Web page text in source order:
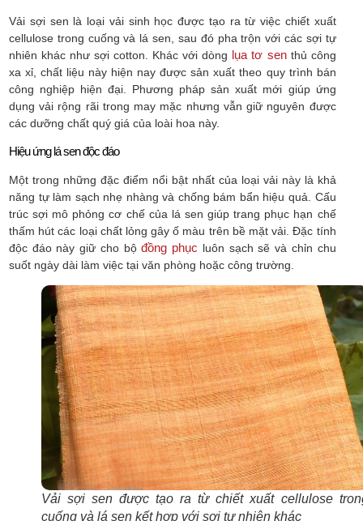
Vải sợi sen là loại vải sinh học được tạo ra từ việc chiết xuất
cellulose trong cuống và lá sen, sau đó pha trộn với các sợi tự
nhiên khác như sợi cotton. Khác với dòng lụa tơ senthủ công
xa xỉ, chất liệu này hiện nay được sản xuất theo quy trình bán
công nghiệp hiện đại. Phương pháp sản xuất mới giúp ứng
dụng vải rộng rãi trong may mặc nhưng vẫn giữ nguyên được
các dưỡng chất quý giá của loài hoa này.
Hiệu ứng lá sen độc đáo
Một trong những đặc điểm nổi bật nhất của loại vải này là khả
năng tự làm sạch nhẹ nhàng và chống bám bẩn hiệu quả. Cấu
trúc sợi mô phỏng cơ chế của lá sen giúp trang phục hạn chế
thấm hút các loại chất lỏng gây ố màu trên bề mặt vải. Đặc tính
độc đáo này giữ cho bộđồng phục luôn sạch sẽ và chỉn chu
suốt ngày dài làm việc tại văn phòng hoặc công trường.
Vải sợi sen được tạo ra từ chiết xuất cellulose
cuống và lá sen kết hợp với sợi tự nhiên khác